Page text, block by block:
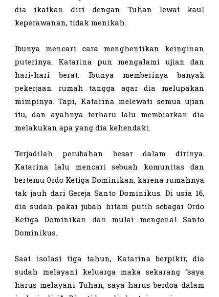
dia ikatkan diri dengan Tuhan lewat kaul
keperawanan, tidak menikah.
Ibunya mencari cara menghentikan keinginan
puterinya. Katarina pun mengalami ujian dan
hari-hari berat. Ibunya memberinya banyak
pekerjaan rumah tangga agar dia melupakan
mimpinya. Tapi, Katarina melewati semua ujian
itu, dan ayahnya terharu lalu membiarkan dia
melakukan apa yang dia kehendaki.
Terjadilah perubahan besar dalam dirinya.
Katarina lalu mencari sebuah komunitas dan
bertemu Ordo Ketiga Dominikan, karena rumahnya
tak jauh dari Gereja Santo Dominikus. Di usia 16,
dia sudah pakai jubah hitam putih sebagai Ordo
Ketiga Dominikan dan mulai mengenal Santo
Dominikus.
Saat isolasi tiga tahun, Katarina berpikir, dia
sudah melayani keluarga maka sekarang “saya
harus melayani Tuhan, saya harus berdoa dalam